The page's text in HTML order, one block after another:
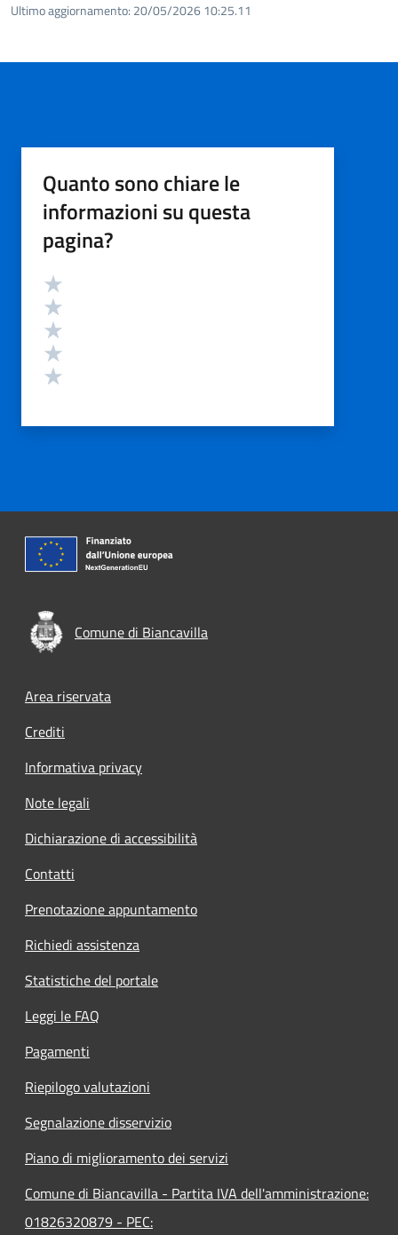
Ultimo aggiornamento: 20/05/2026 10:25.11
Quanto sono chiare le
informazioni su questa
pagina?
Valutazione
Comune di Biancavilla
Footer menu
Area riservata
Crediti
Informativa privacy
Note legali
Dichiarazione di accessibilità
Contatti
Prenotazione appuntamento
Richiedi assistenza
Statistiche del portale
Leggi le FAQ
Pagamenti
Riepilogo valutazioni
Segnalazione disservizio
Piano di miglioramento dei servizi
Comune di Biancavilla - Partita IVA dell'amministrazione:
01826320879 - PEC: